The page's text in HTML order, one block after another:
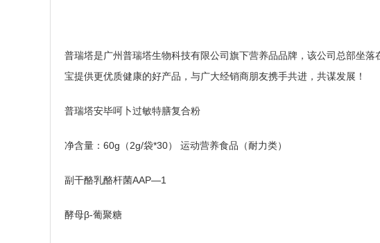
普瑞塔是广州普瑞塔生物科技有限公司旗下营养品品牌，该公司总部坐
宝提供更优质健康的好产品，与广大经销商朋友携手共进，共谋发展！
普瑞塔安毕呵卜过敏特膳复合粉
净含量：60g（2g/袋*30） 运动营养食品（耐力类）
副干酪乳酪杆菌AAP—1
酵母β-葡聚糖